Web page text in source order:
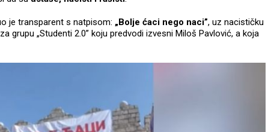
je transparent s natpisom: „Bolje ćaci nego naci”, uz nacističku
grupu „Studenti 2.0” koju predvodi izvesni Miloš Pavlović, a koja